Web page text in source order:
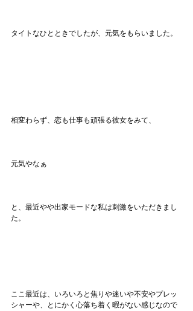
タイトなひとときでしたが、元気をもらいました。
相変わらず、恋も仕事も頑張る彼女をみて、
元気やなぁ
と、最近やや出家モードな私は刺激をいただきまし
た。
ここ最近は、いろいろと焦りや迷いや不安やプレッ
シャーや、とにかく心落ち着く暇がない感じなので